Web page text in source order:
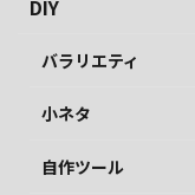
DIY
バラリエティ
小ネタ
自作ツール